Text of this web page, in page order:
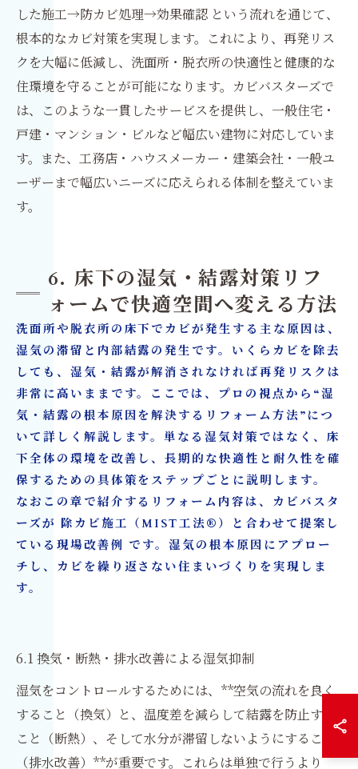
した施工→防カビ処理→効果確認 という流れを通じて、
根本的なカビ対策を実現します。これにより、再発リス
クを大幅に低減し、洗面所・脱衣所の快適性と健康的な
住環境を守ることが可能になります。カビバスターズで
は、このような一貫したサービスを提供し、一般住宅・
戸建・マンション・ビルなど幅広い建物に対応していま
す。また、工務店・ハウスメーカー・建築会社・一般ユ
ーザーまで幅広いニーズに応えられる体制を整えていま
す。
6. 床下の湿気・結露対策リフ
ォームで快適空間へ変える方法
洗面所や脱衣所の床下でカビが発生する主な原因は、
湿気の滞留と内部結露の発生です。いくらカビを除去
しても、湿気・結露が解消されなければ再発リスクは
非常に高いままです。ここでは、プロの視点から“湿
気・結露の根本原因を解決するリフォーム方法”につ
いて詳しく解説します。単なる湿気対策ではなく、床
下全体の環境を改善し、長期的な快適性と耐久性を確
保するための具体策をステップごとに説明します。
なおこの章で紹介するリフォーム内容は、カビバスタ
ーズが 除カビ施工（MIST工法®）と合わせて提案し
ている現場改善例 です。湿気の根本原因にアプロー
チし、カビを繰り返さない住まいづくりを実現しま
す。
6.1 換気・断熱・排水改善による湿気抑制
湿気をコントロールするためには、**空気の流れを良く
すること（換気）と、温度差を減らして結露を防止する
こと（断熱）、そして水分が滞留しないようにすること
（排水改善）**が重要です。これらは単独で行うより